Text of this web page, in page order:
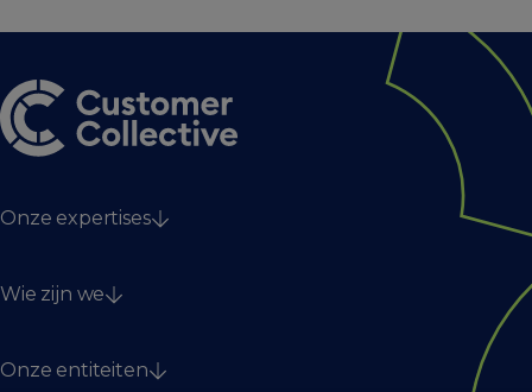
Onze expertises
Technology & data
Wie zijn we
Ons Collectief
Onze entiteiten